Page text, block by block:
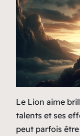
Le Lion aime
talents et ses
peut parfois